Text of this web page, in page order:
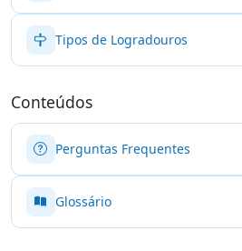
Tipos de Logradouros
Conteúdos
Perguntas Frequentes
Glossário